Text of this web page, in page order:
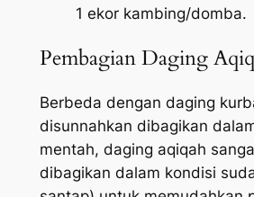
1 ekor kambing/domba.
Pembagian Daging
Berbeda dengan daging
disunnahkan dibagikan
mentah, daging aqiqah
dibagikan dalam kondisi